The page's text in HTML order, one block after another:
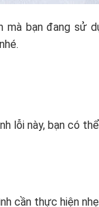
mà bạn đang sử
lỗi này, bạn có
cần thực hiện